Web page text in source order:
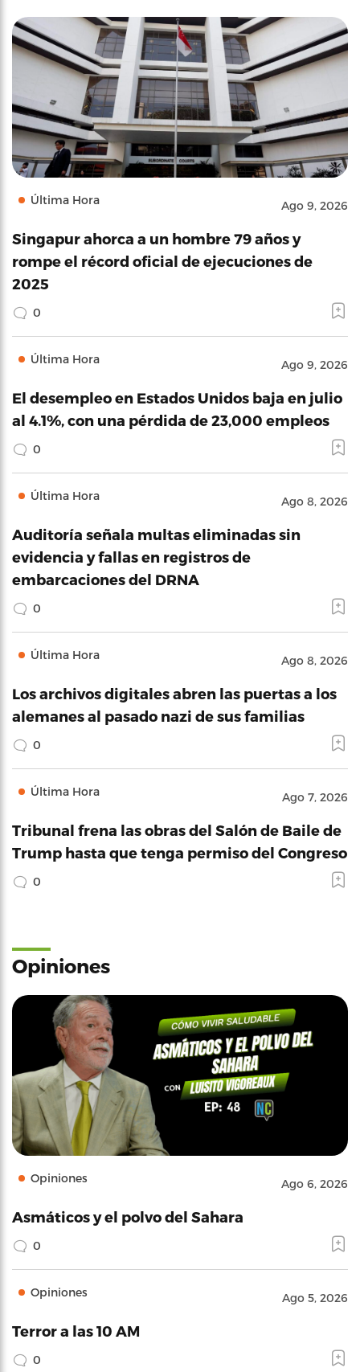
Última Hora Ago 9, 2026
Singapur ahorca a un hombre 79 años y
rompe el récord oficial de ejecuciones de
2025
0
Última Hora Ago 9, 2026
El desempleo en Estados Unidos baja en julio
al 4.1%, con una pérdida de 23,000 empleos
0
Última Hora Ago 8, 2026
Auditoría señala multas eliminadas sin
evidencia y fallas en registros de
embarcaciones del DRNA
0
Última Hora Ago 8, 2026
Los archivos digitales abren las puertas a los
alemanes al pasado nazi de sus familias
0
Última Hora Ago 7, 2026
Tribunal frena las obras del Salón de Baile de
Trump hasta que tenga permiso del Congreso
0
Opiniones
Opiniones Ago 6, 2026
Asmáticos y el polvo del Sahara
0
Opiniones Ago 5, 2026
Terror a las 10 AM
0